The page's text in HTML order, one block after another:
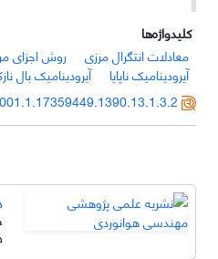
کلیدواژه‌ها
معادلات انتگرال مرزی
روش اجزای
آیرودینامیک ناپایا
آیرودینامیک بال